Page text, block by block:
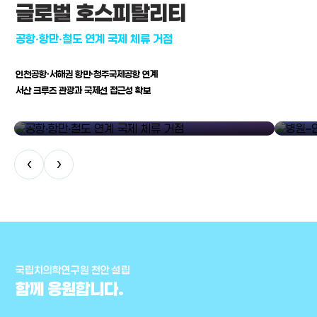
글로벌 호스피탈리티
공항·항만·철도 연계 국제 체류 거점
인천공항·서해권 항만·청주국제공항 연계
서산 크루즈 관광과 국제선 접근성 확보
‹ ›
국립치의학연구원 천안 설립
함께 응원합니다.